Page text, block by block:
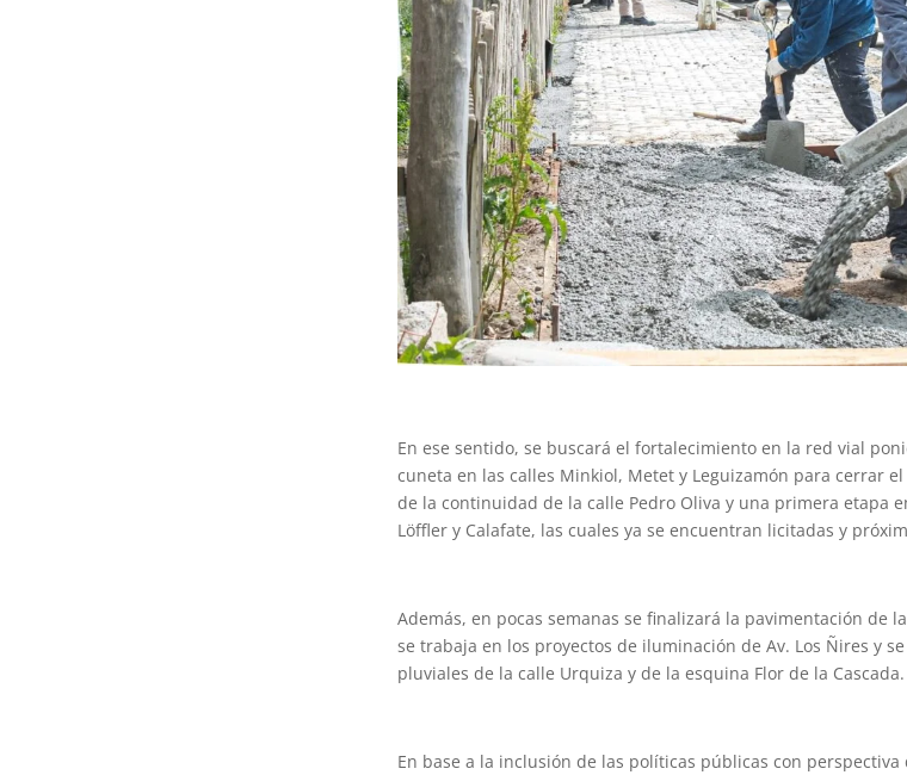
En ese sentido, se buscará el fortalecimiento en la red vial
cuneta en las calles Minkiol, Metet y Leguizamón para cerrar
de la continuidad de la calle Pedro Oliva y una primera etapa
Löffler y Calafate, las cuales ya se encuentran licitadas y
Además, en pocas semanas se finalizará la pavimentación de
se trabaja en los proyectos de iluminación de Av. Los Ñires y
pluviales de la calle Urquiza y de la esquina Flor de la Cascada.
En base a la inclusión de las políticas públicas con